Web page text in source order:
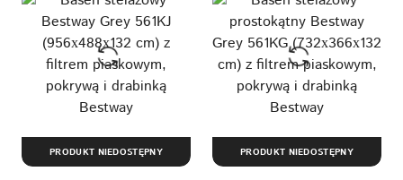
PRODUKT NIEDOSTĘPNY PRODUKT NIEDOSTĘPNY